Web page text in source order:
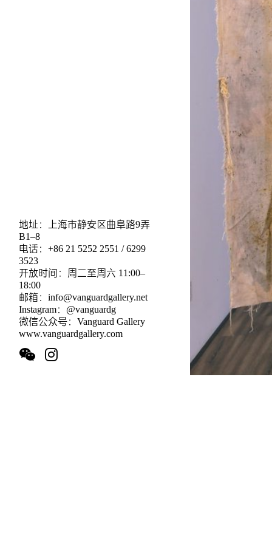
地址：上海市静安区曲阜路9弄
B1–8
电话：+86 21 5252 2551 / 6299
3523
开放时间：周二至周六 11:00–
18:00
邮箱：info@vanguardgallery.net
Instagram：@vanguardg
微信公众号：Vanguard Gallery
www.vanguardgallery.com